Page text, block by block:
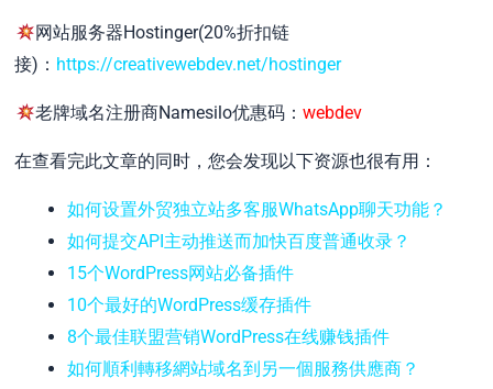
网站服务器Hostinger(20%折扣链
接)： https://creativewebdev.net/hostinger
老牌域名注册商Namesilo优惠码： webdev
在查看完此文章的同时，您会发现以下资源也很有用：
如何设置外贸独立站多客服WhatsApp聊天功能？
如何提交API主动推送而加快百度普通收录？
15个WordPress网站必备插件
10个最好的WordPress缓存插件
8个最佳联盟营销WordPress在线赚钱插件
如何順利轉移網站域名到另一個服務供應商？